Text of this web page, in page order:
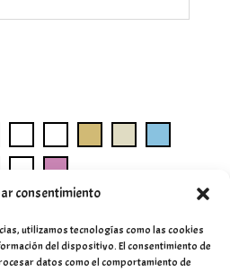
consentimiento
utilizamos tecnologías como las cookies
del dispositivo. El consentimiento de
datos como el comportamiento de